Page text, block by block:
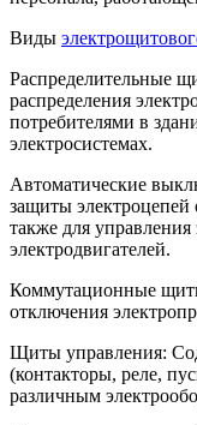
Виды
Распределительные
распределения
потребителями в
электросистемах.
Автоматические
защиты электроцепей
также для управления
электродвигателей.
Коммутационные
отключения
Щиты управления:
(контакторы, реле,
различным